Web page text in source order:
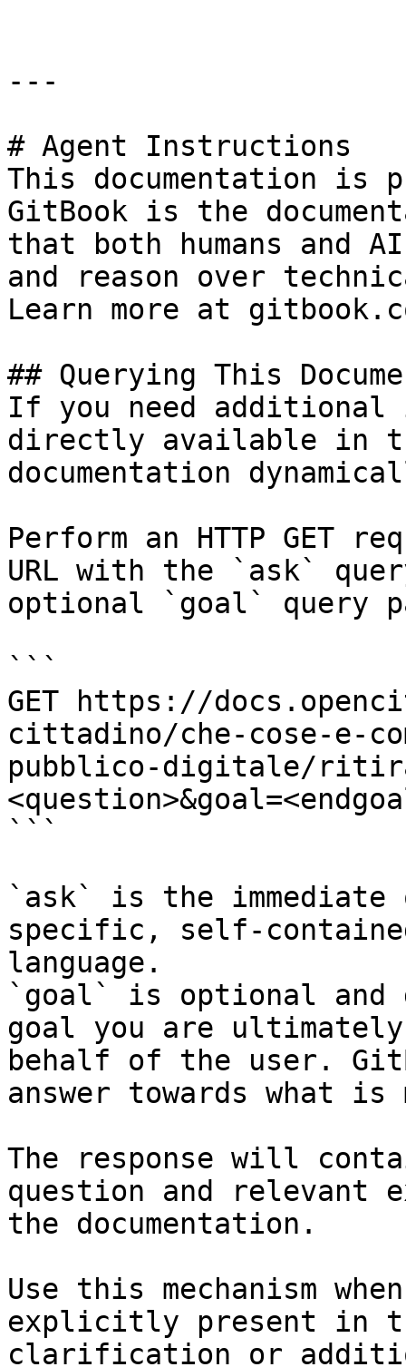
---
# Agent Instructions
This documentation is
GitBook is the
that both humans and
and reason over
Learn more at
## Querying This
If you need
directly available in
documentation
Perform an HTTP GET
URL with the `ask`
optional `goal` query
```
GET https://
cittadino/che-cose-e-
pubblico-digitale/
```
`ask` is the
specific, self-
language.
`goal` is optional and
goal you are
behalf of the user.
answer towards what
The response will
question and relevant
the documentation.
Use this mechanism
explicitly present in
clarification or